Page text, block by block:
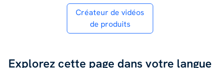
Créateur de vidéos
de produits
Explorez cette page dans votre langue